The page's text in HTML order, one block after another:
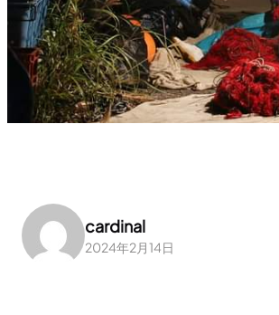
cardinal
2024年2月14日